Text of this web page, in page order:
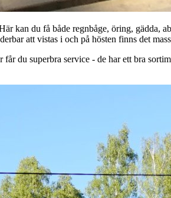
kan du få både regnbåge, öring, gädda,
att vistas i och på hösten finns det
du superbra service - de har ett bra